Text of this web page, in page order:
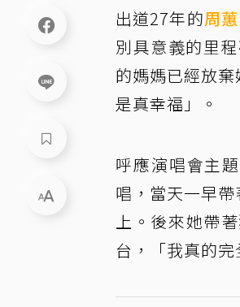
出道27年的周蕙
別具意義的里
的媽媽已經放
是真幸福」。
呼應演唱會主
唱，當天一早
上。後來她帶
台，「我真的